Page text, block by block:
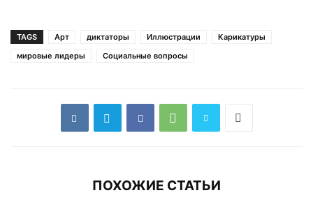
TAGS Арт диктаторы Иллюстрации
Карикатуры
мировые лидеры
Социальные вопросы
ПОХОЖИЕ СТАТЬИ